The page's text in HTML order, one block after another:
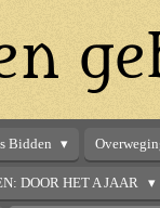
Bidden
DOOR HET A JAAR